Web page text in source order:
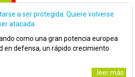
a ser protegida. Quiere volverse
atacada
como una gran potencia europea
en defensa, un rápido crecimiento
..leer más